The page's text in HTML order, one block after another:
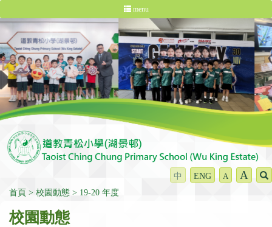
menu
中 ENG A A
首頁 校園動態 19-20 年度
校園動態